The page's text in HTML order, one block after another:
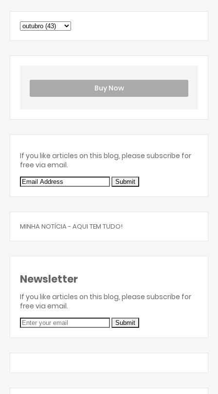
Buy Now
If you like articles on this blog, please subscribe for
free via email.
MINHA NOTÍCIA - AQUI TEM TUDO!
Newsletter
If you like articles on this blog, please subscribe for
free via email.